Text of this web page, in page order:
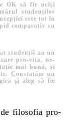
OK să fie uciși
studenților
este tot în
comparativ cu
studenții au un
pro-vita, ne-
mai bună, și
Constatăm un
și aleg să fie
filosofia pro-